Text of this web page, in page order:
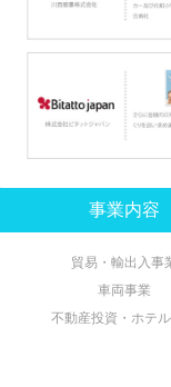
事業内容
貿易・輸出入事
車両事業
不動産投資・ホテ